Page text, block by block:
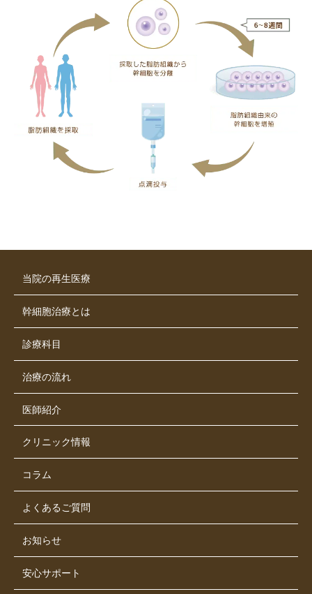
当院の再生医療
幹細胞治療とは
診療科目
治療の流れ
医師紹介
クリニック情報
コラム
よくあるご質問
お知らせ
安心サポート